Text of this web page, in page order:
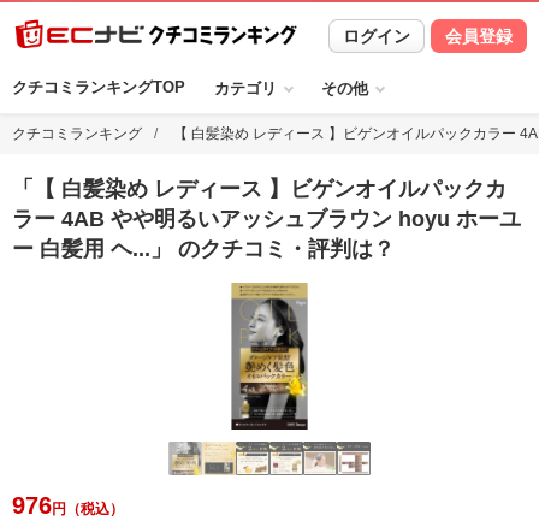
ログイン 会員登録
クチコミランキングTOP カテゴリ その他
クチコミランキング 【 白髪染め レディース 】ビゲンオイルパックカラー
「
【 白髪染め レディース 】ビゲンオイルパックカ
ラー 4AB やや明るいアッシュブラウン hoyu ホーユ
ー 白髪用 ヘ... 」 のクチコミ・評判は？
976